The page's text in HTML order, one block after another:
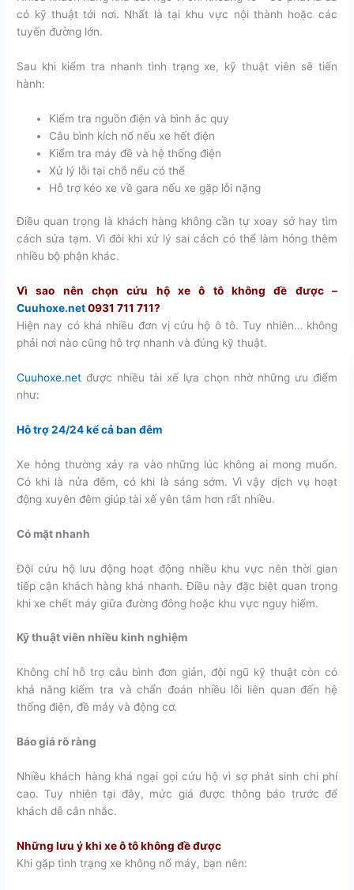
có kỹ thuật tới nơi. Nhất là tại khu vực nội thành hoặc các
tuyến đường lớn.
Sau khi kiểm tra nhanh tình trạng xe, kỹ thuật viên sẽ tiến
hành:
Kiểm tra nguồn điện và bình ắc quy
Câu bình kích nổ nếu xe hết điện
Kiểm tra máy đề và hệ thống điện
Xử lý lỗi tại chỗ nếu có thể
Hỗ trợ kéo xe về gara nếu xe gặp lỗi nặng
Điều quan trọng là khách hàng không cần tự xoay sở hay tìm
cách sửa tạm. Vì đôi khi xử lý sai cách có thể làm hỏng thêm
nhiều bộ phận khác.
Vì sao nên chọn cứu hộ xe ô tô không đề được –
Cuuhoxe.net0931 711 711?
Hiện nay có khá nhiều đơn vị cứu hộ ô tô. Tuy nhiên… không
phải nơi nào cũng hỗ trợ nhanh và đúng kỹ thuật.
Cuuhoxe.net được nhiều tài xế lựa chọn nhờ những ưu điểm
như:
Hỗ trợ 24/24 kể cả ban đêm
Xe hỏng thường xảy ra vào những lúc không ai mong muốn.
Có khi là nửa đêm, có khi là sáng sớm. Vì vậy dịch vụ hoạt
động xuyên đêm giúp tài xế yên tâm hơn rất nhiều.
Có mặt nhanh
Đội cứu hộ lưu động hoạt động nhiều khu vực nên thời gian
tiếp cận khách hàng khá nhanh. Điều này đặc biệt quan trọng
khi xe chết máy giữa đường đông hoặc khu vực nguy hiểm.
Kỹ thuật viên nhiều kinh nghiệm
Không chỉ hỗ trợ câu bình đơn giản, đội ngũ kỹ thuật còn có
khả năng kiểm tra và chẩn đoán nhiều lỗi liên quan đến hệ
thống điện, đề máy và động cơ.
Báo giá rõ ràng
Nhiều khách hàng khá ngại gọi cứu hộ vì sợ phát sinh chi phí
cao. Tuy nhiên tại đây, mức giá được thông báo trước để
khách dễ cân nhắc.
Những lưu ý khi xe ô tô không đề được
Khi gặp tình trạng xe không nổ máy, bạn nên: